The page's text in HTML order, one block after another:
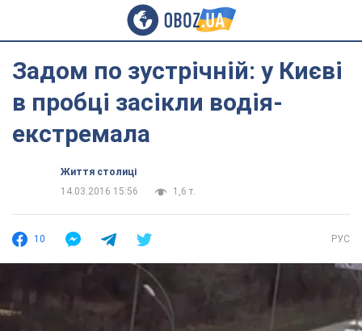
Задом по зустрічній: у Києві
в пробці засікли водія-
екстремала
Життя столиці
14.03.2016 15:56
1,6 т.
10 РУС